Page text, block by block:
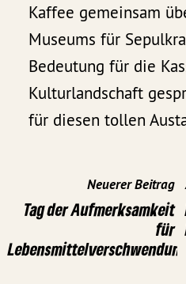
Kaffee gemeinsam
Museums für
Bedeutung für die
Kulturlandschaft
für diesen tollen
Neuerer Beitrag
Tag der Aufmerksamkeit
für
Lebensmittelverschwendung